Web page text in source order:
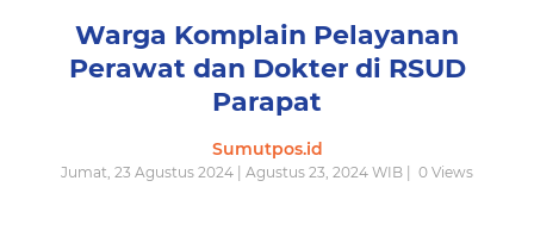
Warga Komplain Pelayanan
Perawat dan Dokter di RSUD
Parapat
Sumutpos.id
Jumat, 23 Agustus 2024 | Agustus 23, 2024 WIB | 0 Views